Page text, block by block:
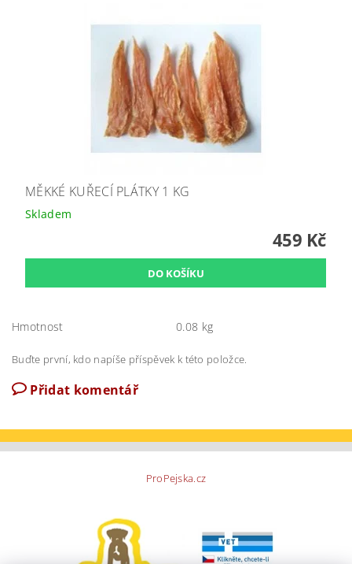
MĚKKÉ KUŘECÍ PLÁTKY 1 KG
Skladem
459 Kč
Hmotnost 0.08 kg
Buďte první, kdo napíše příspěvek k této položce.
Přidat komentář
ProPejska.cz